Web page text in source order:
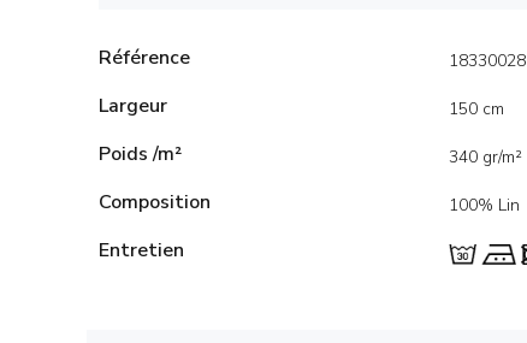
Référence 18330028
Largeur 150 cm
Poids /m² 340 gr/m²
Composition 100% Lin
Entretien